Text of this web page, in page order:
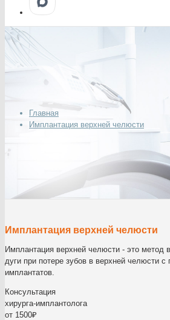
Главная
Имплантация верхней челюсти
Имплантация верхней челюсти
Имплантация верхней челюсти - это метод
дуги при потере зубов в верхней челюсти
имплантатов.
Консультация
хирурга-имплантолога
от 1500₽